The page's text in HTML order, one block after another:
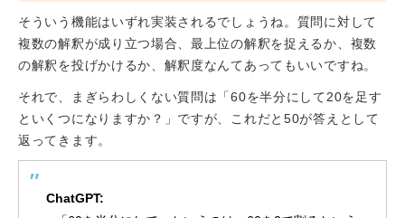
そういう機能はいずれ実装されるでしょうね。質問に対して
複数の解釈が成り立つ場合、最上位の解釈を捉えるか、複数
の解釈を投げかけるか、解釈度なんてあってもいいですね。
それで、まぎらわしくない質問は「60を半分にして20を足す
といくつになりますか？」ですが、これだと50が答えとして
返ってきます。
ChatGPT: